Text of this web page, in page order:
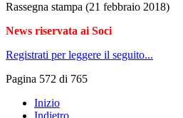
Rassegna stampa (21 febbraio 2018)
News riservata ai Soci
Registrati per leggere il seguito...
Pagina 572 di 765
Inizio
Indietro